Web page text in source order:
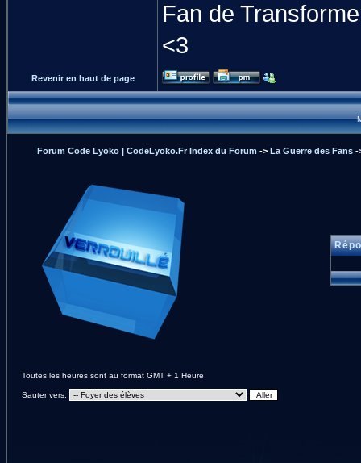
Fan de
<3
Revenir en haut de page
Forum Code Lyoko | CodeLyoko.Fr Index du Forum -> La Guerre des Fans -
Toutes les heures sont au format GMT + 1 Heure
Sauter vers: